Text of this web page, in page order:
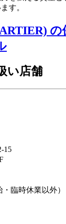
す。
の
い店舗
15
臨時休業以外）